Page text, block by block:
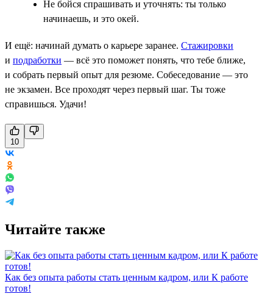
Не бойся спрашивать и уточнять: ты только
начинаешь, и это окей.
И ещё: начинай думать о карьере заранее. Стажировки
и подработки — всё это поможет понять, что тебе ближе,
и собрать первый опыт для резюме. Собеседование — это
не экзамен. Все проходят через первый шаг. Ты тоже
справишься. Удачи!
10
Читайте также
Как без опыта работы стать ценным кадром, или К работе
готов!